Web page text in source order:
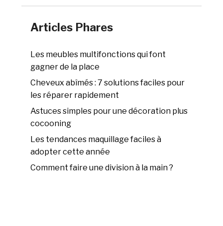
Articles Phares
Les meubles multifonctions qui font
gagner de la place
Cheveux abîmés : 7 solutions faciles pour
les réparer rapidement
Astuces simples pour une décoration plus
cocooning
Les tendances maquillage faciles à
adopter cette année
Comment faire une division à la main ?